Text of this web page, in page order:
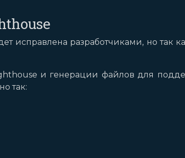
исправлена разработчиками, но так
и генерации файлов для
так: